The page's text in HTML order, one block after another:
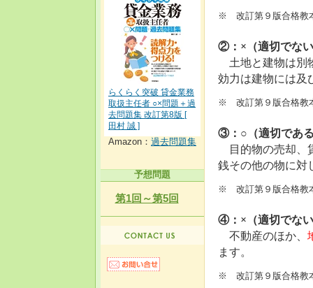
らくらく突破 貸金業務
取扱主任者 ○×問題＋過
去問題集 改訂第8版 [
田村 誠 ]
Amazon： 過去問題集
予想問題
第1回～第5回
※ 改訂第９版合格教
②：×（適切でな
土地と建物は別
効力は建物には及
※ 改訂第９版合格教
③：○（適切であ
目的物の売却、
銭その他の物に対
※ 改訂第９版合格教
④：×（適切でな
不動産のほか、
ます。
※ 改訂第９版合格教